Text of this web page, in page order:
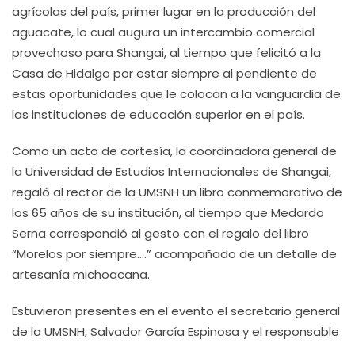
agrícolas del país, primer lugar en la producción del
aguacate, lo cual augura un intercambio comercial
provechoso para Shangai, al tiempo que felicitó a la
Casa de Hidalgo por estar siempre al pendiente de
estas oportunidades que le colocan a la vanguardia de
las instituciones de educación superior en el país.
Como un acto de cortesía, la coordinadora general de
la Universidad de Estudios Internacionales de Shangai,
regaló al rector de la UMSNH un libro conmemorativo de
los 65 años de su institución, al tiempo que Medardo
Serna correspondió al gesto con el regalo del libro
“Morelos por siempre….” acompañado de un detalle de
artesanía michoacana.
Estuvieron presentes en el evento el secretario general
de la UMSNH, Salvador García Espinosa y el responsable